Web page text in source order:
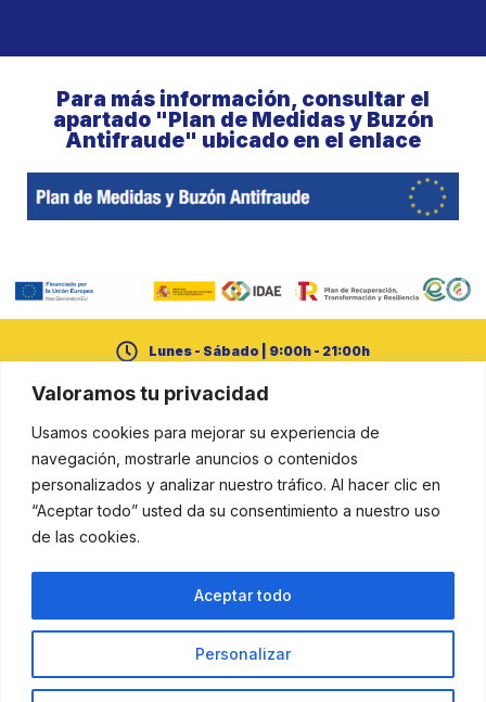
Valoramos tu privacidad
Usamos cookies para mejorar su experiencia de
navegación, mostrarle anuncios o contenidos
personalizados y analizar nuestro tráfico. Al hacer clic en
“Aceptar todo” usted da su consentimiento a nuestro uso
de las cookies.
Personalizar
Aceptar todo
Para más información, consultar el
apartado "Plan de Medidas y Buzón
Antifraude" ubicado en el enlace
Lunes - Sábado | 9:00h - 21:00h
+34 950 21 14 65
cerural@dipalme.org
Política de cookies
Política de privacidad
marco del Plan de Recuperación, Transformación y Resiliencia.